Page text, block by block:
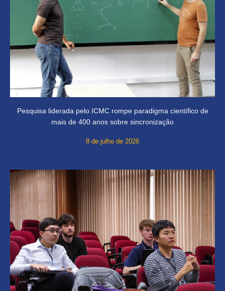
Pesquisa liderada pelo ICMC rompe paradigma científico de
mais de 400 anos sobre sincronização
8 de julho de 2026